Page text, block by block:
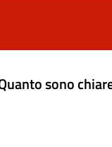
sono